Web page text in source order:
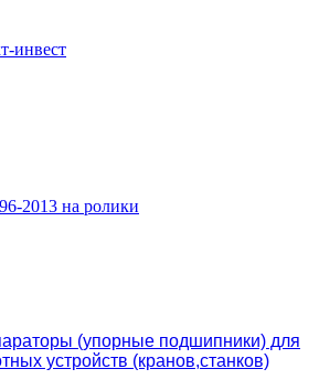
2013 на ролики
(упорные подшипники) для
устройств (кранов,станков)